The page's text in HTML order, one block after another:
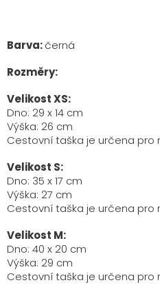
Barva:černá
Rozměry:
Velikost XS:
Dno: 29 x 14 cm
Výška: 26 cm
Cestovní taška je určena pro
Velikost S:
Dno: 35 x 17 cm
Výška: 27 cm
Cestovní taška je určena pro
Velikost M:
Dno: 40 x 20 cm
Výška: 29 cm
Cestovní taška je určena pro